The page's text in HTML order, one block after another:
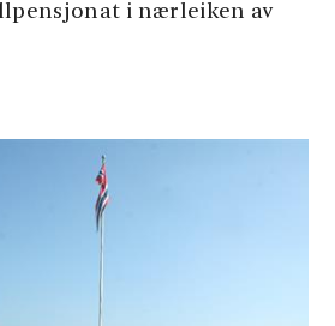
i nærleiken av